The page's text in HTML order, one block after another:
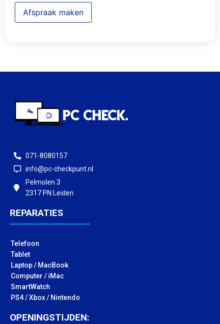
Afspraak maken
071-8080157
info@pc-checkpunt.nl
Pelmolen 3
2317 PN Leiden
REPARATIES
Telefoon
Tablet
Laptop / MacBook
Computer / iMac
SmartWatch
PS4 / Xbox / Nintendo
OPENINGSTIJDEN: